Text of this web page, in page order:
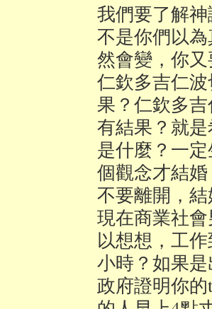
我們要了解
不是你們以
然會變，你
仁欽多吉仁
果？仁欽多
有結果？就
是什麼？一
個觀念才結
不要離開，
現在商業社
以想想，工
小時？如果
政府證明你